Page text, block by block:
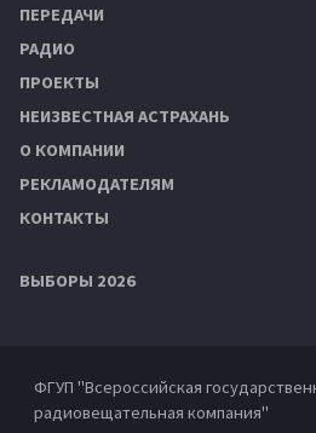
ПЕРЕДАЧИ
РАДИО
ПРОЕКТЫ
НЕИЗВЕСТНАЯ АСТРАХАНЬ
О КОМПАНИИ
РЕКЛАМОДАТЕЛЯМ
КОНТАКТЫ
ВЫБОРЫ 2026
ФГУП "Всероссийская
радиовещательная компания"